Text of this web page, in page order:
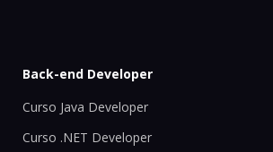
Back-end Developer
Curso Java Developer
Curso .NET Developer